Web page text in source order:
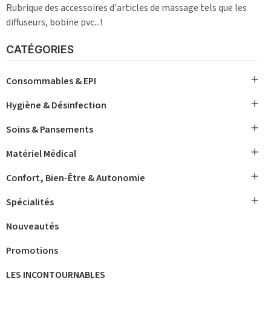
CATÉGORIES
Consommables & EPI 
Hygiène & Désinfection 
Soins & Pansements 
Matériel Médical 
Confort, Bien-Être & Autonomie 
Spécialités 
Nouveautés
Promotions
LES INCONTOURNABLES
Rubrique des accessoires d'articles de massage tels que les
diffuseurs, bobine pvc...!